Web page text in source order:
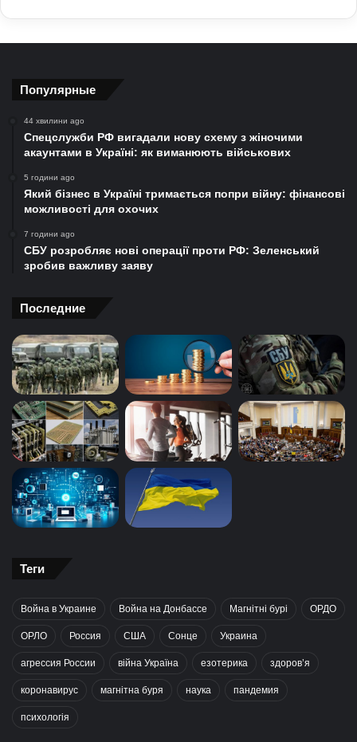
Популярные
44 хвилини ago
Спецслужби РФ вигадали нову схему з жіночими
акаунтами в Україні: як виманюють військових
5 години ago
Який бізнес в Україні тримається попри війну: фінансові
можливості для охочих
7 години ago
СБУ розробляє нові операції проти РФ: Зеленський
зробив важливу заяву
Последние
Теги
Война в Украине Война на Донбассе Магнітні бурі ОРДО
ОРЛО Россия США Сонце Украина
агрессия России війна Україна езотерика здоров’я
коронавирус магнітна буря наука пандемия
психологія